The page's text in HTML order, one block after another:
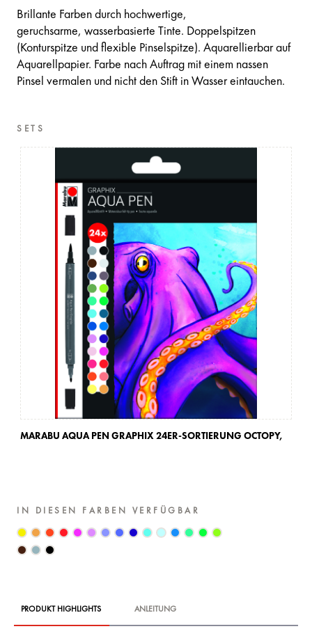
Brillante Farben durch hochwertige,
geruchsarme, wasserbasierte Tinte. Doppelspitzen
(Konturspitze und flexible Pinselspitze). Aquarellierbar auf
Aquarellpapier. Farbe nach Auftrag mit einem nassen
Pinsel vermalen und nicht den Stift in Wasser eintauchen.
SETS
MARABU AQUA PEN GRAPHIX 24ER-SORTIERUNG OCTOPY,
IN DIESEN FARBEN VERFÜGBAR
PRODUKT HIGHLIGHTS ANLEITUNG